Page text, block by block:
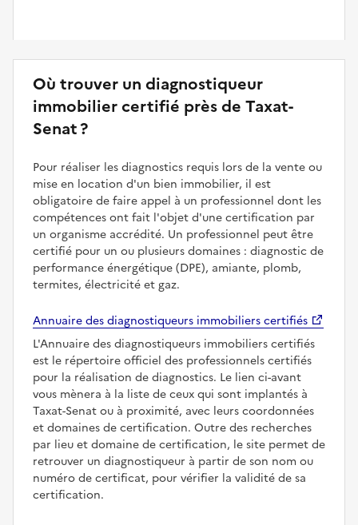
Où trouver un diagnostiqueur
immobilier certifié près de Taxat-
Senat ?
Pour réaliser les diagnostics requis lors de la vente ou
mise en location d'un bien immobilier, il est
obligatoire de faire appel à un professionnel dont les
compétences ont fait l'objet d'une certification par
un organisme accrédité. Un professionnel peut être
certifié pour un ou plusieurs domaines : diagnostic de
performance énergétique (DPE), amiante, plomb,
termites, électricité et gaz.
Annuaire des diagnostiqueurs immobiliers certifiés
L'Annuaire des diagnostiqueurs immobiliers certifiés
est le répertoire officiel des professionnels certifiés
pour la réalisation de diagnostics. Le lien ci-avant
vous mènera à la liste de ceux qui sont implantés à
Taxat-Senat ou à proximité, avec leurs coordonnées
et domaines de certification. Outre des recherches
par lieu et domaine de certification, le site permet de
retrouver un diagnostiqueur à partir de son nom ou
numéro de certificat, pour vérifier la validité de sa
certification.